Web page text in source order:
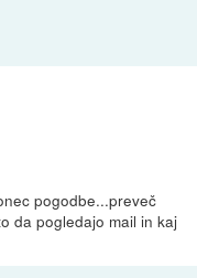
pogodbe...preveč
da pogledajo mail in kaj